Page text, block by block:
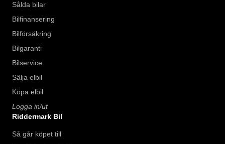
Sålda bilar
Bilfinansering
Bilförsäkring
Bilgaranti
Bilservice
Sälja elbil
Köpa elbil
Logga in/ut
Riddermark Bil
Så går köpet till